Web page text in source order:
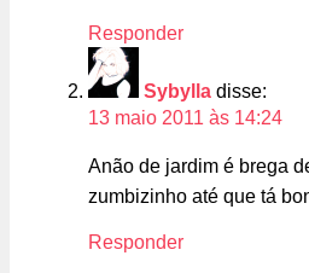
Responder
Sybylla disse:
13 maio 2011 às 14:24
Anão de jardim é brega
zumbizinho até que tá
Responder